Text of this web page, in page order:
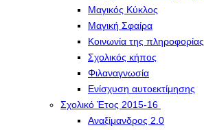
Μαγικός Κύκλος
Μαγική Σφαίρα
Kοινωνία της πληροφορίας
Σχολικός κήπος
Φιλαναγνωσία
Eνίσχυση αυτοεκτίμησης
Σχολικό Έτος 2015-16
Αναξίμανδρος 2.0